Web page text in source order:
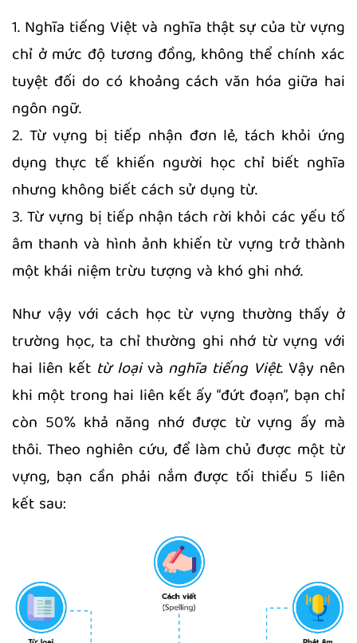
1. Nghĩa tiếng Việt và nghĩa thật sự của từ vựng
chỉ ở mức độ tương đồng, không thể chính xác
tuyệt đối do có khoảng cách văn hóa giữa hai
ngôn ngữ.
2. Từ vựng bị tiếp nhận đơn lẻ, tách khỏi ứng
dụng thực tế khiến người học chỉ biết nghĩa
nhưng không biết cách sử dụng từ.
3. Từ vựng bị tiếp nhận tách rời khỏi các yếu tố
âm thanh và hình ảnh khiến từ vựng trở thành
một khái niệm trừu tượng và khó ghi nhớ.
Như vậy với cách học từ vựng thường thấy ở
trường học, ta chỉ thường ghi nhớ từ vựng với
hai liên kết từ loạivà nghĩa tiếng Việt. Vậy nên
khi một trong hai liên kết ấy “đứt đoạn”, bạn chỉ
còn 50% khả năng nhớ được từ vựng ấy mà
thôi. Theo nghiên cứu, để làm chủ được một từ
vựng, bạn cần phải nắm được tối thiểu 5 liên
kết sau: